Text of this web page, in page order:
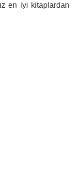
en iyi kitaplardan